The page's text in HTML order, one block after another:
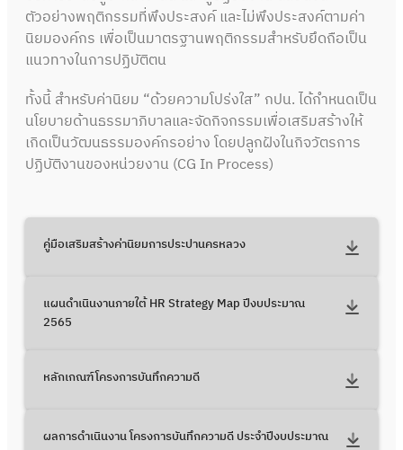
ตัวอย่างพฤติกรรมที่พึงประสงค์ และไม่พึงประสงค์ตามค่า
นิยมองค์กร เพื่อเป็นมาตรฐานพฤติกรรมสำหรับยึดถือเป็น
แนวทางในการปฏิบัติตน
ทั้งนี้ สำหรับค่านิยม “ด้วยความโปร่งใส” กปน. ได้กำหนดเป็น
นโยบายด้านธรรมาภิบาลและจัดกิจกรรมเพื่อเสริมสร้างให้
เกิดเป็นวัฒนธรรมองค์กรอย่าง โดยปลูกฝังในกิจวัตรการ
ปฏิบัติงานของหน่วยงาน (CG In Process)
คู่มือเสริมสร้างค่านิยมการประปานครหลวง
แผนดำเนินงานภายใต้ HR Strategy Map ปีงบประมาณ
2565
หลักเกณฑ์โครงการบันทึกความดี
ผลการดำเนินงาน โครงการบันทึกความดี ประจำปีงบประมาณ